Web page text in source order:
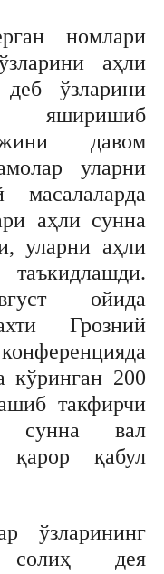
номлари
аҳли
ўзларини
яширишиб
давом
уларни
аҳли сунна
уларни аҳли
ойида
Грозний
кўринган 200
такфирчи
сунна вал
қабул
ўзларининг
дея